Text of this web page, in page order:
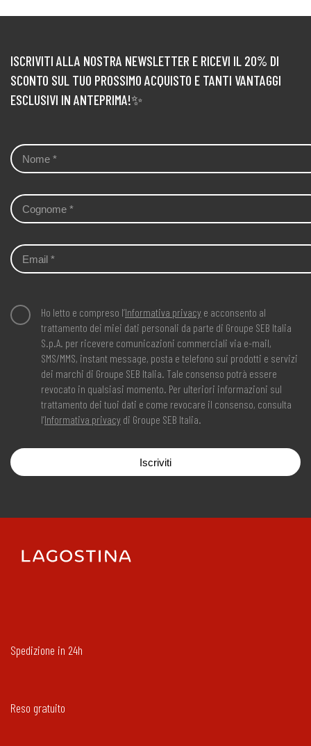
ISCRIVITI ALLA NOSTRA NEWSLETTER E RICEVI IL 20% DI
SCONTO SUL TUO PROSSIMO ACQUISTO E TANTI VANTAGGI
ESCLUSIVI IN ANTEPRIMA!✨
Ho letto e compreso l’Informativa privacy e acconsento al
trattamento dei miei dati personali da parte di Groupe SEB Italia
S.p.A. per ricevere comunicazioni commerciali via e-mail,
SMS/MMS, instant message, posta e telefono sui prodotti e servizi
dei marchi di Groupe SEB Italia. Tale consenso potrà essere
revocato in qualsiasi momento. Per ulteriori informazioni sul
trattamento dei tuoi dati e come revocare il consenso, consulta
l’Informativa privacy di Groupe SEB Italia.
Iscriviti
Spedizione in 24h
Reso gratuito